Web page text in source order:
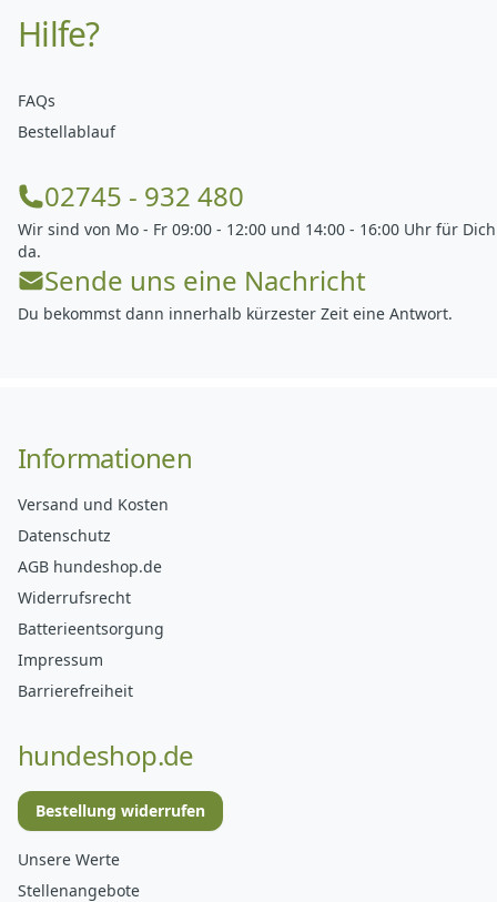
Hilfe?
FAQs
Bestellablauf
02745 - 932 480
Wir sind von Mo - Fr 09:00 - 12:00 und 14:00 - 16:00 Uhr für Dich
da.
Sende uns eine Nachricht
Du bekommst dann innerhalb kürzester Zeit eine Antwort.
Informationen
Versand und Kosten
Datenschutz
AGB hundeshop.de
Widerrufsrecht
Batterieentsorgung
Impressum
Barrierefreiheit
hundeshop.de
Bestellung widerrufen
Unsere Werte
Stellenangebote